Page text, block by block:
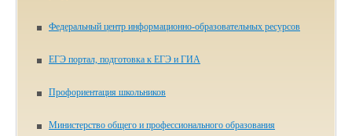
Федеральный центр информационно-образовательных ресурсов
ЕГЭ портал, подготовка к ЕГЭ и ГИА
Профориентация школьников
Министерство общего и профессионального образования